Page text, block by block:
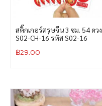
สติ๊กเกอร์ตรุษจีน 3 ซม. 54 ดวง
S02-CH-16 รหัส S02-16
฿29.00